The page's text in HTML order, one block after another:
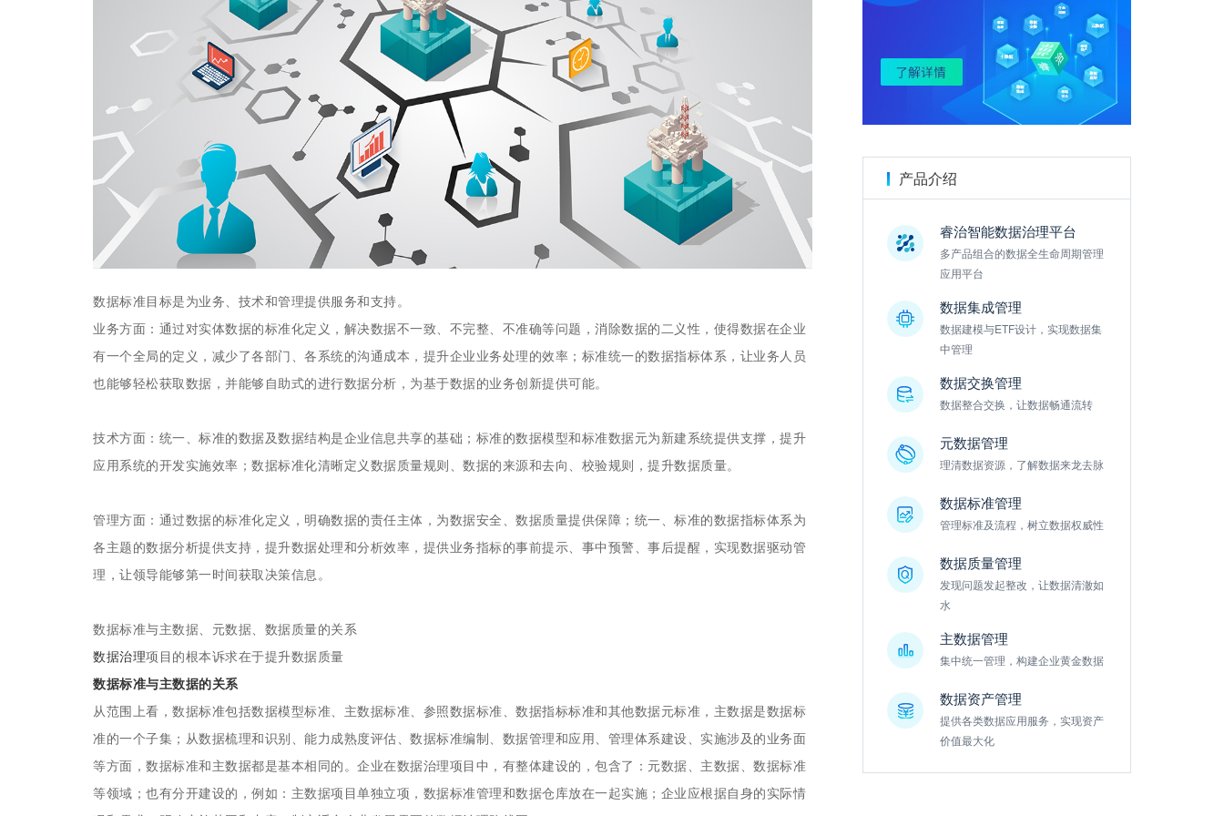
数据标准目标是为业务、技术和管理提供服务和支持。
业务方面：通过对实体数据的标准化定义，解决数据不一致、不完整、不准确等问题，消除数据的二义性，使得数据在企业
有一个全局的定义，减少了各部门、各系统的沟通成本，提升企业业务处理的效率；标准统一的数据指标体系，让业务人员
也能够轻松获取数据，并能够自助式的进行数据分析，为基于数据的业务创新提供可能。
技术方面：统一、标准的数据及数据结构是企业信息共享的基础；标准的数据模型和标准数据元为新建系统提供支撑，提升
应用系统的开发实施效率；数据标准化清晰定义数据质量规则、数据的来源和去向、校验规则，提升数据质量。
管理方面：通过数据的标准化定义，明确数据的责任主体，为数据安全、数据质量提供保障；统一、标准的数据指标体系为
各主题的数据分析提供支持，提升数据处理和分析效率，提供业务指标的事前提示、事中预警、事后提醒，实现数据驱动管
理，让领导能够第一时间获取决策信息。
数据标准与主数据、元数据、数据质量的关系
数据治理项目的根本诉求在于提升数据质量
数据标准与主数据的关系
从范围上看，数据标准包括数据模型标准、主数据标准、参照数据标准、数据指标标准和其他数据元标准，主数据是数据标
准的一个子集；从数据梳理和识别、能力成熟度评估、数据标准编制、数据管理和应用、管理体系建设、实施涉及的业务面
等方面，数据标准和主数据都是基本相同的。企业在数据治理项目中，有整体建设的，包含了：元数据、主数据、数据标准
等领域；也有分开建设的，例如：主数据项目单独立项，数据标准管理和数据仓库放在一起实施；企业应根据自身的实际情
产品介绍
睿治智能数据治理平台
多产品组合的数据全生命周期管理
应用平台
数据集成管理
数据建模与ETF设计，实现数据集
中管理
数据交换管理
数据整合交换，让数据畅通流转
元数据管理
理清数据资源，了解数据来龙去脉
数据标准管理
管理标准及流程，树立数据权威性
数据质量管理
发现问题发起整改，让数据清澈如
水
主数据管理
集中统一管理，构建企业黄金数据
数据资产管理
提供各类数据应用服务，实现资产
价值最大化